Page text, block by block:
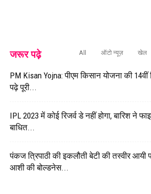
जरूर पढ़े All ऑटो न्यूज़ खेल
PM Kisan Yojna: पीएम किसान योजना की
पढ़े पूरी...
IPL 2023 में कोई रिजर्व डे नहीं होगा, बारिश ने
बाधित...
पंकज त्रिपाठी की इकलौती बेटी की तस्वीर आयी
आशी की बोल्डनेस...